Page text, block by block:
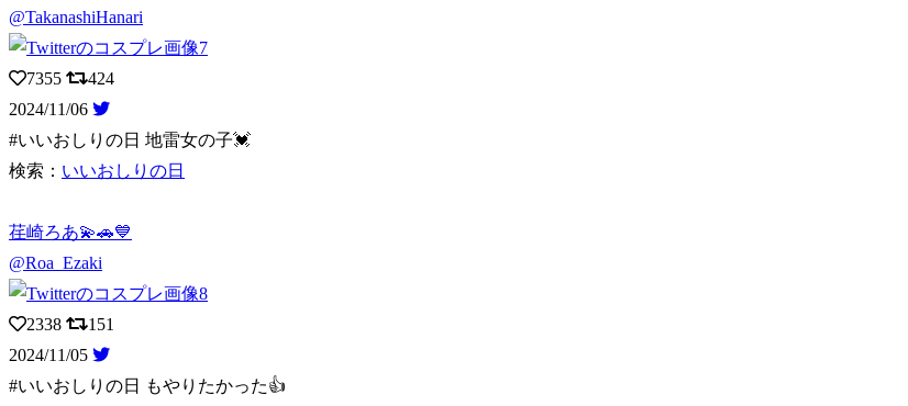
@TakanashiHanari
7355
424
2024/11/06
#いいおしりの日 地雷女の子💓
検索： いいおしりの日
荏崎ろあ💫🚗💙
@Roa_Ezaki
2338
151
2024/11/05
#いいおしりの日 もやりたかった👍